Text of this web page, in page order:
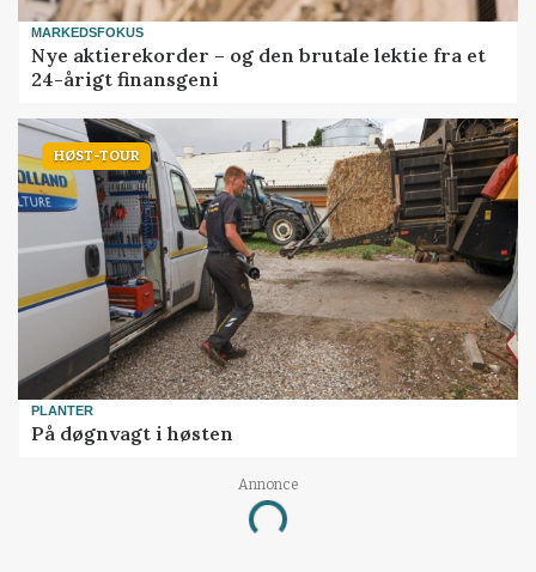
MARKEDSFOKUS
Nye aktierekorder – og den brutale lektie fra et
24-årigt finansgeni
HØST-TOUR
PLANTER
På døgnvagt i høsten
Annonce
Loading...